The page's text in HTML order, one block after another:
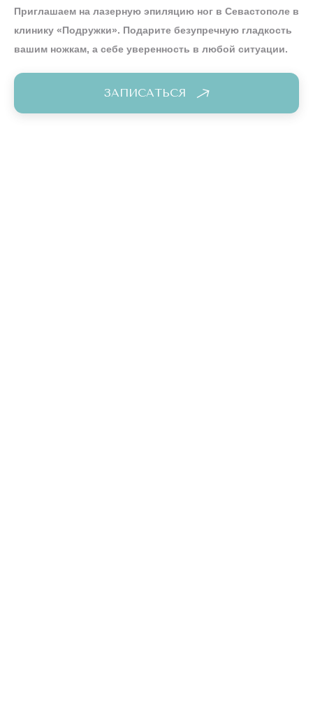
Приглашаем на лазерную эпиляцию ног в Севастополе в
клинику «Подружки». Подарите безупречную гладкость
вашим ножкам, а себе уверенность в любой ситуации.
ЗАПИСАТЬСЯ